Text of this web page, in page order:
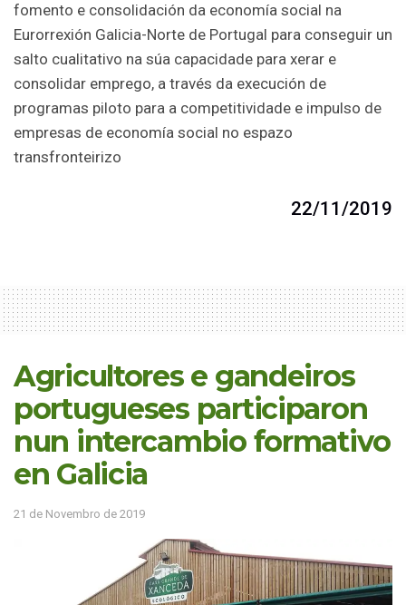
fomento e consolidación da economía social na
Eurorrexión Galicia-Norte de Portugal para conseguir un
salto cualitativo na súa capacidade para xerar e
consolidar emprego, a través da execución de
programas piloto para a competitividade e impulso de
empresas de economía social no espazo
transfronteirizo
22/11/2019
Agricultores e gandeiros
portugueses participaron
nun intercambio formativo
en Galicia
21 de Novembro de 2019